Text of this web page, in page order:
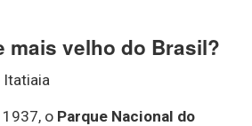
mais velho do Brasil?
Itatiaia
o Parque Nacional do